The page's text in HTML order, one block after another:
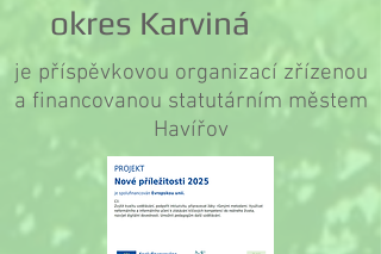
okres Karviná
je příspěvkovou organizací zřízenou
a financovanou statutárním městem
Havířov